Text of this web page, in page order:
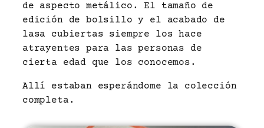
de aspecto metálico. El tamaño de
edición de bolsillo y el acabado de
lasa cubiertas siempre los hace
atrayentes para las personas de
cierta edad que los conocemos.
Allí estaban esperándome la colección
completa.